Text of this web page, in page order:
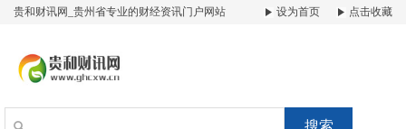
贵和财讯网_贵州省专业的财经资讯门户网站 设为首页 点击收藏
搜索